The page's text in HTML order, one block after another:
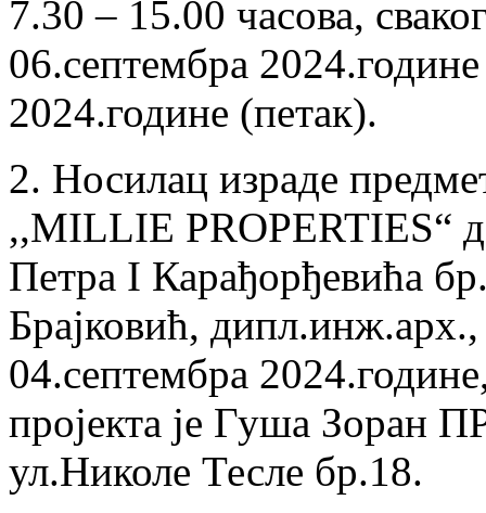
7.30 – 15.00 часова,
06.септембра
2024.године (петак).
2. Носилац израде
,,MILLIE PROPERTIES“
Петра I Карађорђевића
Брајковић,
04.септембра
пројекта је Гуша
ул.Николе Тесле бр.18.